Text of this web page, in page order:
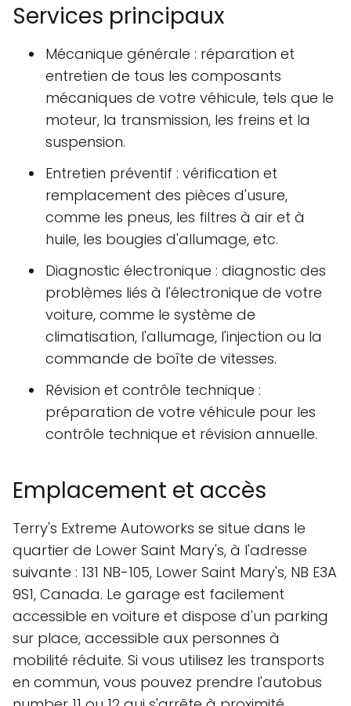
Services principaux
Mécanique générale : réparation et
entretien de tous les composants
mécaniques de votre véhicule, tels que le
moteur, la transmission, les freins et la
suspension.
Entretien préventif : vérification et
remplacement des pièces d'usure,
comme les pneus, les filtres à air et à
huile, les bougies d'allumage, etc.
Diagnostic électronique : diagnostic des
problèmes liés à l'électronique de votre
voiture, comme le système de
climatisation, l'allumage, l'injection ou la
commande de boîte de vitesses.
Révision et contrôle technique :
préparation de votre véhicule pour les
contrôle technique et révision annuelle.
Emplacement et accès
Terry's Extreme Autoworks se situe dans le
quartier de Lower Saint Mary's, à l'adresse
suivante : 131 NB-105, Lower Saint Mary's, NB E3A
9S1, Canada. Le garage est facilement
accessible en voiture et dispose d'un parking
sur place, accessible aux personnes à
mobilité réduite. Si vous utilisez les transports
en commun, vous pouvez prendre l'autobus